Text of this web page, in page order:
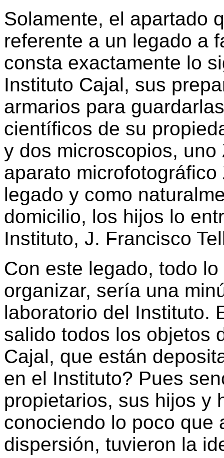
Solamente, el apartado
referente a un legado a
consta exactamente lo
Instituto Cajal, sus
armarios para
científicos de su
y dos microscopios,
aparato
legado y como
domicilio, los hijos lo
Instituto, J. Francisco
Con este legado, todo
organizar, sería una
laboratorio del Instituto.
salido todos los objetos
Cajal, que están
en el Instituto? Pues
propietarios, sus hijos y
conociendo lo poco que
dispersión, tuvieron la